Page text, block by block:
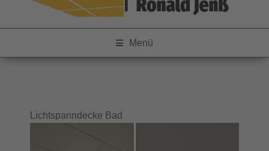
Menü
Lichtspanndecke Bad